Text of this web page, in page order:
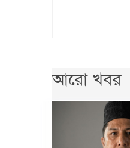
আরো খবর